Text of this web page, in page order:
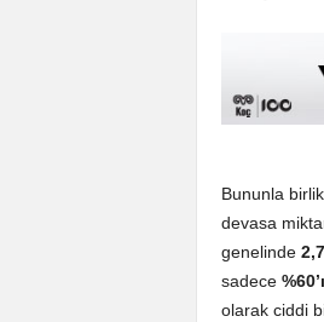
Bununla
devasa
genelinde
sadece
olarak ciddi